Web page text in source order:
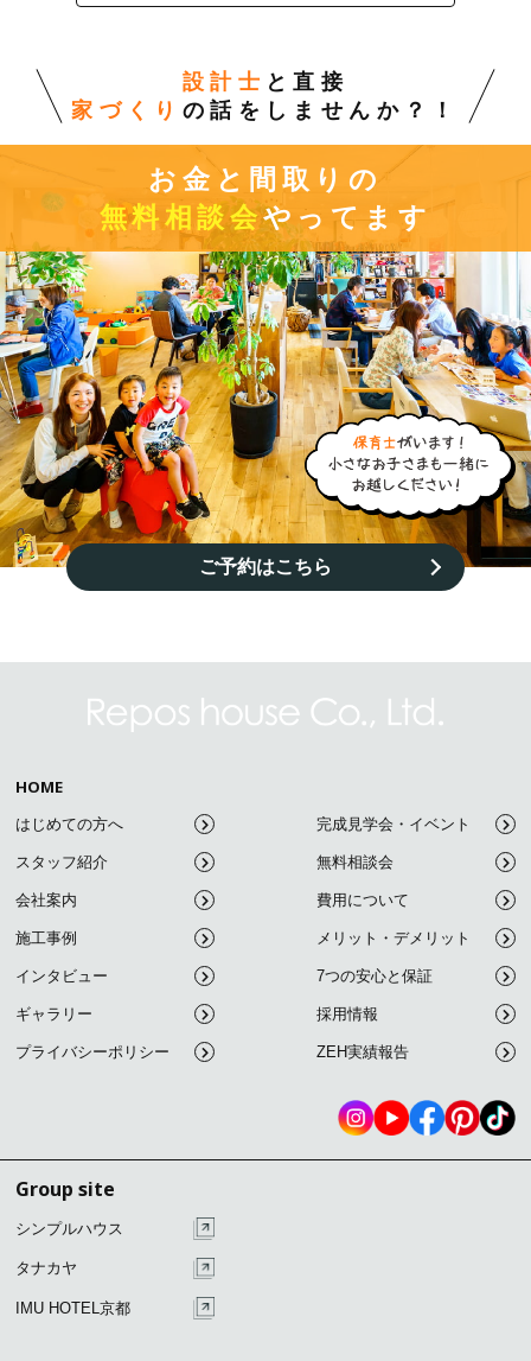
設計士 と直接
家づくり の話をしませんか？！
お金と間取りの
無料相談会やってます
ご予約はこちら
HOME
はじめての方へ
スタッフ紹介
会社案内
施工事例
インタビュー
ギャラリー
プライバシーポリシー
完成見学会・イベント
無料相談会
費用について
メリット・デメリット
7つの安心と保証
採用情報
ZEH実績報告
Group site
シンプルハウス
タナカヤ
IMU HOTEL京都